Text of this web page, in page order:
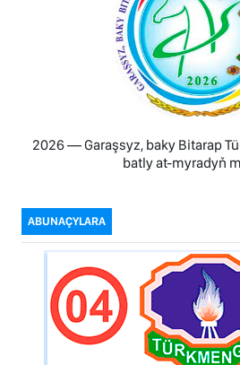
2026 — Garaşsyz, baky Bitarap
batly at-myradyň
ABUNAÇYLARA